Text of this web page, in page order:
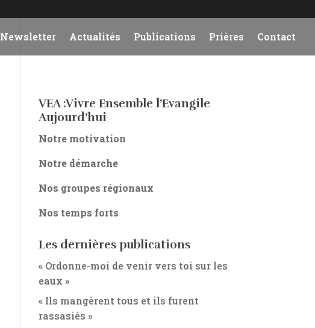
Newsletter Actualités Publications Prières Contact
VEA :Vivre Ensemble l’Evangile
Aujourd’hui
Notre motivation
Notre démarche
Nos groupes régionaux
Nos temps forts
Les dernières publications
« Ordonne-moi de venir vers toi sur les
eaux »
« Ils mangèrent tous et ils furent
rassasiés »